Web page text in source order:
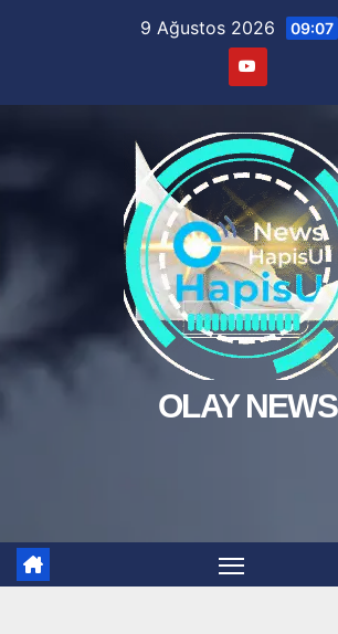
9 Ağustos 2026 09:07
OLAY NEWS